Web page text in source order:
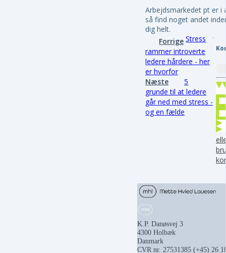
Arbejdsmarkedet pt er i
så find noget andet
dig helt.
Forrige Stress
rammer introverte
ledere hårdere - her
er hvorfor
Næste
5
grunde til at ledere
går ned med stress -
og en fælde
K.P. Danøsvej 3
4300 Holbæk
Danmark
CVR nr. 27531385 (+45) 26